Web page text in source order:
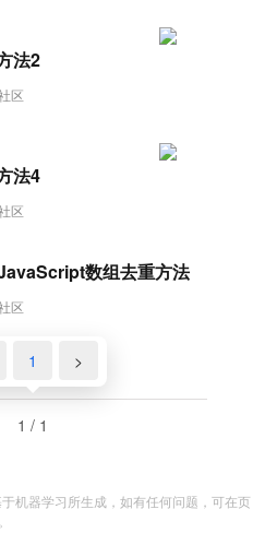
区
法2
区
法4
区
数组去重方法
1 >
1 / 1
机器学习所生成，如有任何问题，可在页